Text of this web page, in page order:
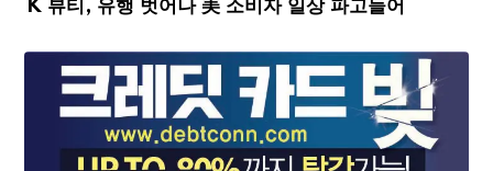
K 뷰티, 유행 벗어나 美 소비자 일상 파고들어